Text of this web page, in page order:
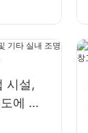
시설,
에 적
다.